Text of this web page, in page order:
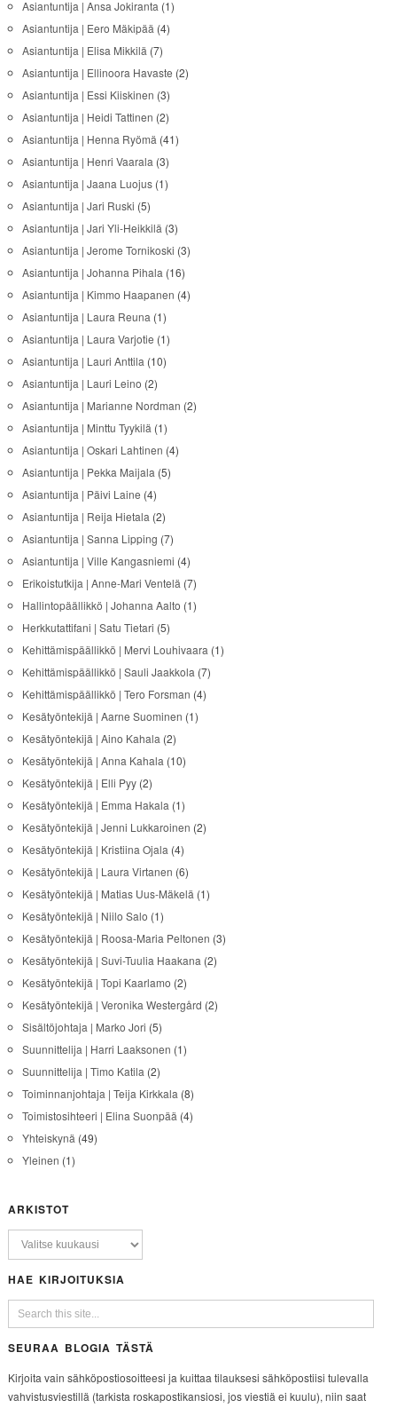
Asiantuntija | Ansa Jokiranta (1)
Asiantuntija | Eero Mäkipää (4)
Asiantuntija | Elisa Mikkilä (7)
Asiantuntija | Ellinoora Havaste (2)
Asiantuntija | Essi Kiiskinen (3)
Asiantuntija | Heidi Tattinen (2)
Asiantuntija | Henna Ryömä (41)
Asiantuntija | Henri Vaarala (3)
Asiantuntija | Jaana Luojus(1)
Asiantuntija | Jari Ruski (5)
Asiantuntija | Jari Yli-Heikkilä (3)
Asiantuntija | Jerome Tornikoski (3)
Asiantuntija | Johanna Pihala (16)
Asiantuntija | Kimmo Haapanen (4)
Asiantuntija | Laura Reuna (1)
Asiantuntija | Laura Varjotie (1)
Asiantuntija | Lauri Anttila (10)
Asiantuntija | Lauri Leino (2)
Asiantuntija | Marianne Nordman (2)
Asiantuntija | Minttu Tyykilä (1)
Asiantuntija | Oskari Lahtinen (4)
Asiantuntija | Pekka Maijala (5)
Asiantuntija | Päivi Laine (4)
Asiantuntija | Reija Hietala (2)
Asiantuntija | Sanna Lipping (7)
Asiantuntija | Ville Kangasniemi (4)
Erikoistutkija | Anne-Mari Ventelä (7)
Hallintopäällikkö | Johanna Aalto (1)
Herkkutattifani | Satu Tietari (5)
Kehittämispäällikkö | Mervi Louhivaara (1)
Kehittämispäällikkö | Sauli Jaakkola (7)
Kehittämispäällikkö | Tero Forsman (4)
Kesätyöntekijä | Aarne Suominen (1)
Kesätyöntekijä | Aino Kahala (2)
Kesätyöntekijä | Anna Kahala (10)
Kesätyöntekijä | Elli Pyy(2)
Kesätyöntekijä | Emma Hakala (1)
Kesätyöntekijä | Jenni Lukkaroinen (2)
Kesätyöntekijä | Kristiina Ojala (4)
Kesätyöntekijä | Laura Virtanen (6)
Kesätyöntekijä | Matias Uus-Mäkelä (1)
Kesätyöntekijä | Niilo Salo (1)
Kesätyöntekijä | Roosa-Maria Peltonen (3)
Kesätyöntekijä | Suvi-Tuulia Haakana (2)
Kesätyöntekijä | Topi Kaarlamo (2)
Kesätyöntekijä | Veronika Westergård (2)
Sisältöjohtaja | Marko Jori (5)
Suunnittelija | Harri Laaksonen (1)
Suunnittelija | Timo Katila (2)
Toiminnanjohtaja | Teija Kirkkala (8)
Toimistosihteeri | Elina Suonpää (4)
Yhteiskynä (49)
Yleinen (1)
ARKISTOT
HAE KIRJOITUKSIA
SEURAA BLOGIA TÄSTÄ
Kirjoita vain sähköpostiosoitteesi ja kuittaa tilauksesi sähköpostiisi tulevalla
vahvistusviestillä (tarkista roskapostikansiosi, jos viestiä ei kuulu), niin saat